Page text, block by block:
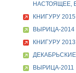
НАСТОЯЩЕЕ,
КНИГУРУ 2015
ВЫРИЦА-2014
КНИГУРУ 2013
ВЫРИЦА-2011